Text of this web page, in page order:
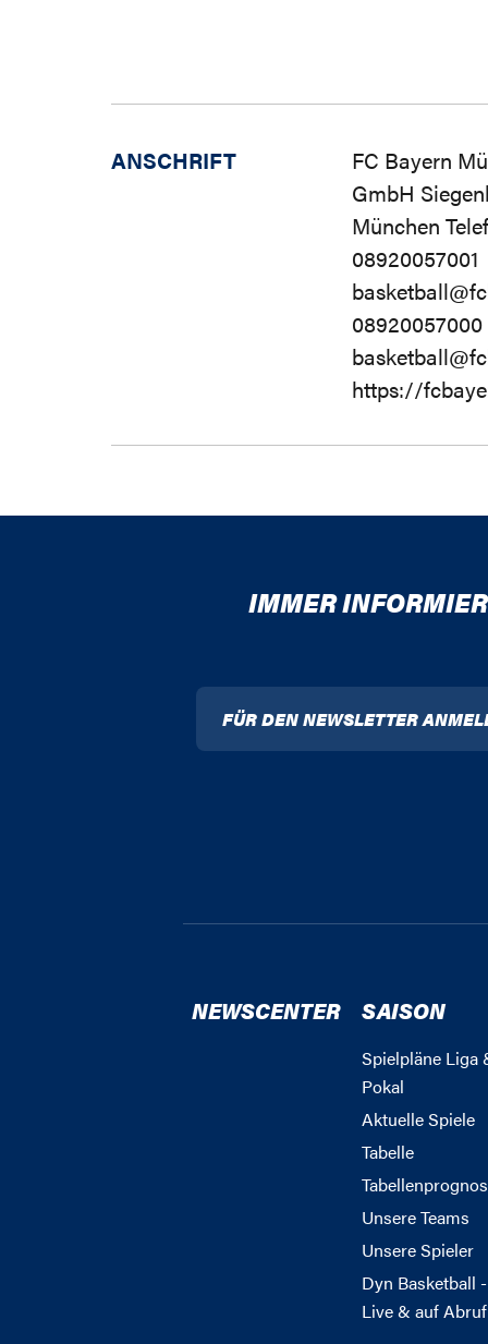
ANSCHRIFT
FC Bayern
GmbH
München
08920057001
08920057000
https://
IMMER
FÜR DEN NEWSLETTER
NEWSCENTER SAISON
Spielpläne Liga
Pokal
Aktuelle Spiele
Tabelle
Unsere Teams
Unsere Spieler
Dyn Basketball -
Live & auf Abruf